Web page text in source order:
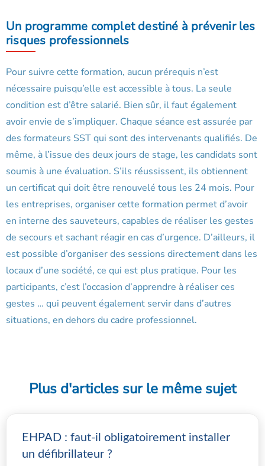
Un programme complet destiné à prévenir les
risques professionnels
Pour suivre cette formation, aucun prérequis n’est
nécessaire puisqu’elle est accessible à tous. La seule
condition est d’être salarié. Bien sûr, il faut également
avoir envie de s’impliquer. Chaque séance est assurée par
des formateurs SST qui sont des intervenants qualifiés. De
même, à l’issue des deux jours de stage, les candidats sont
soumis à une évaluation. S’ils réussissent, ils obtiennent
un certificat qui doit être renouvelé tous les 24 mois. Pour
les entreprises, organiser cette formation permet d’avoir
en interne des sauveteurs, capables de réaliser les gestes
de secours et sachant réagir en cas d’urgence. D’ailleurs, il
est possible d’organiser des sessions directement dans les
locaux d’une société, ce qui est plus pratique. Pour les
participants, c’est l’occasion d’apprendre à réaliser ces
gestes … qui peuvent également servir dans d’autres
situations, en dehors du cadre professionnel.
Plus d'articles sur le même sujet
EHPAD : faut-il obligatoirement installer
un défibrillateur ?